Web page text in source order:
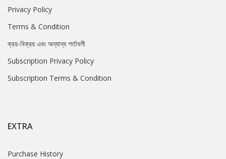
Privacy Policy
Terms & Condition
ক্রয়-বিক্রয় এবং অন্যান্য শর্তাবলী
Subscription Privacy Policy
Subscription Terms & Condition
EXTRA
Purchase History